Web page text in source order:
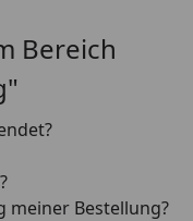
Bereich
meiner Bestellung?